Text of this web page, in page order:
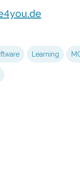
Learning